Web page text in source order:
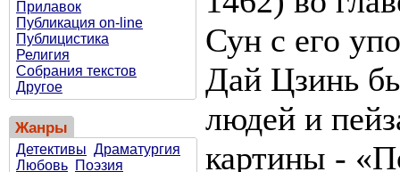
Прилавок
Публикация on-line
Публицистика
Религия
Собрания текстов
Другое
Жанры
Детективы Драматургия
Любовь Поэзия
Сун с его
Дай Цзинь
людей и
картины -